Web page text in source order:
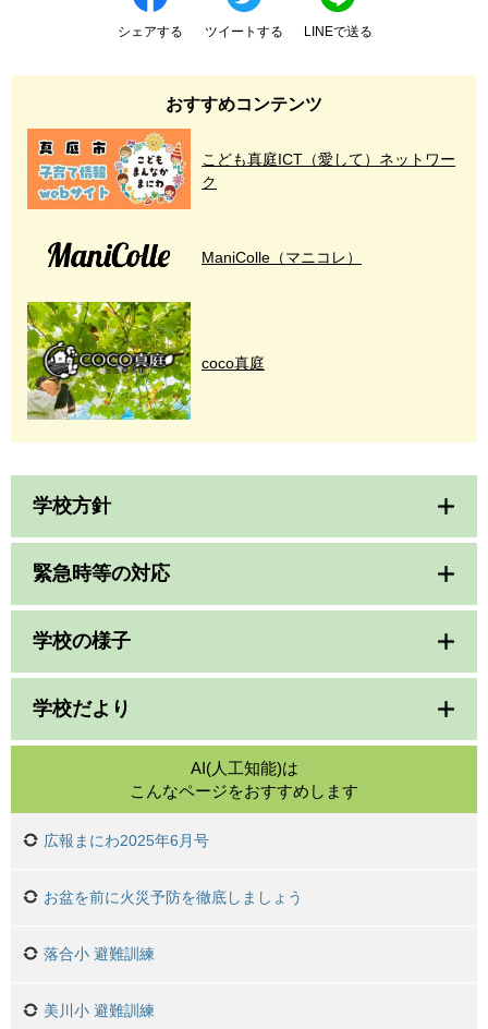
シェアする ツイートする LINEで送る
おすすめコンテンツ
こども真庭ICT（愛して）ネットワー
ク
ManiColle（マニコレ）
coco真庭
学校方針
緊急時等の対応
学校の様子
学校だより
AI(人工知能)は
こんなページをおすすめします
広報まにわ2025年6月号
お盆を前に火災予防を徹底しましょう
落合小 避難訓練
美川小 避難訓練